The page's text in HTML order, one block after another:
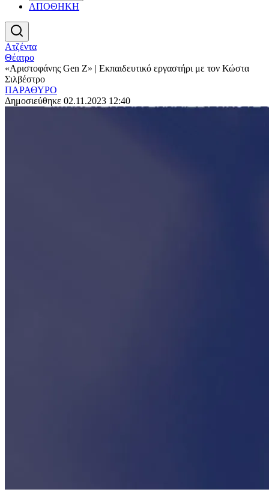
ΑΠΟΘΗΚΗ
Ατζέντα
Θέατρο
«Αριστοφάνης Gen Z» | Εκπαιδευτικό εργαστήρι με τον Κώστα
Σιλβέστρο
ΠΑΡΑΘΥΡΟ
Δημοσιεύθηκε 02.11.2023 12:40